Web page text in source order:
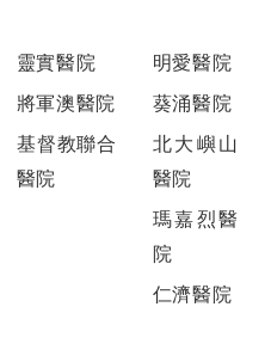
靈實醫院
將軍澳醫院
基督教聯合
醫院
明愛醫院
葵涌醫院
北大嶼山
醫院
瑪嘉烈醫
院
仁濟醫院